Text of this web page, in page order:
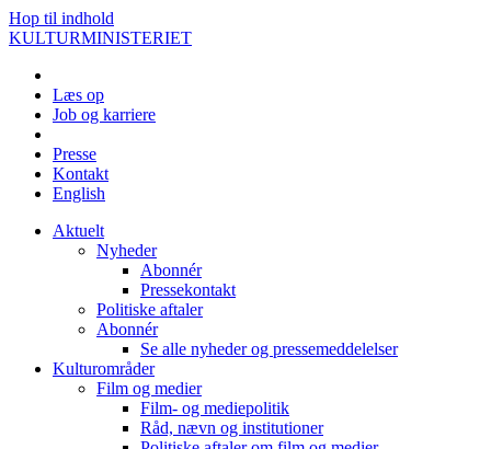
Hop til indhold
KULTURMINISTERIET
Læs op
Job og karriere
Presse
Kontakt
English
Aktuelt
Nyheder
Abonnér
Pressekontakt
Politiske aftaler
Abonnér
Se alle nyheder og pressemeddelelser
Kulturområder
Film og medier
Film- og mediepolitik
Råd, nævn og institutioner